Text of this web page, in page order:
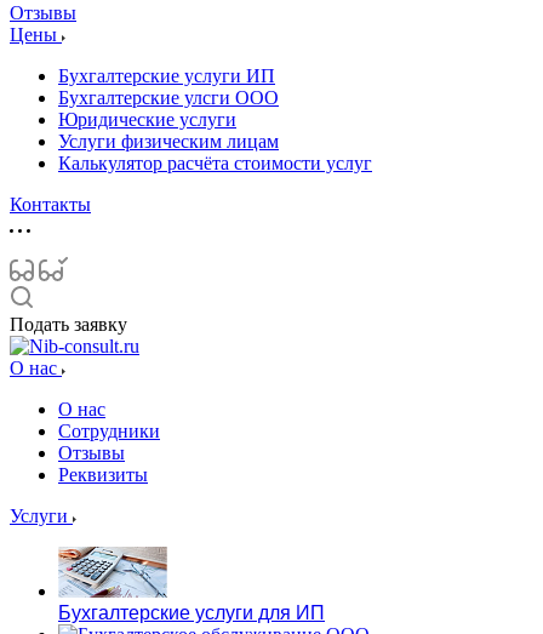
Отзывы
Цены
Бухгалтерские услуги ИП
Бухгалтерские улсги ООО
Юридические услуги
Услуги физическим лицам
Калькулятор расчёта стоимости услуг
Контакты
Подать заявку
О нас
О нас
Сотрудники
Отзывы
Реквизиты
Услуги
Бухгалтерские услуги для ИП